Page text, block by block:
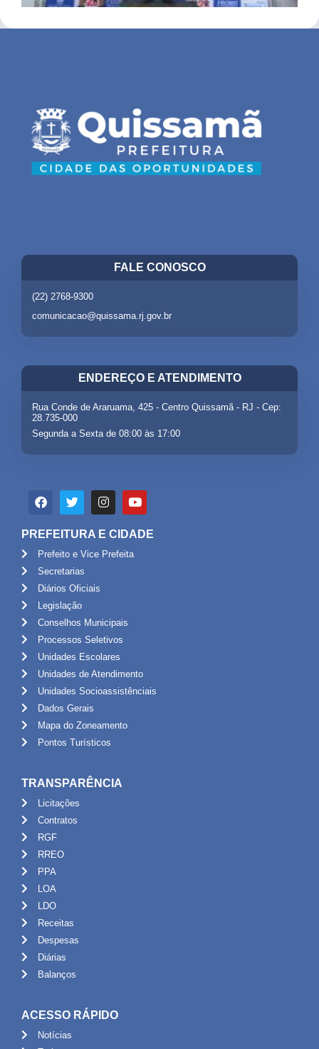
FALE CONOSCO
(22) 2768-9300
comunicacao@quissama.rj.gov.br
ENDEREÇO E ATENDIMENTO
Rua Conde de Araruama, 425 - Centro Quissamã - RJ - Cep:
28.735-000
Segunda a Sexta de 08:00 às 17:00
PREFEITURA E CIDADE
Prefeito e Vice Prefeita
Secretarias
Diários Oficiais
Legislação
Conselhos Municipais
Processos Seletivos
Unidades Escolares
Unidades de Atendimento
Unidades Socioassistênciais
Dados Gerais
Mapa do Zoneamento
Pontos Turísticos
TRANSPARÊNCIA
Licitações
Contratos
RGF
RREO
PPA
LOA
LDO
Receitas
Despesas
Diárias
Balanços
ACESSO RÁPIDO
Notícias